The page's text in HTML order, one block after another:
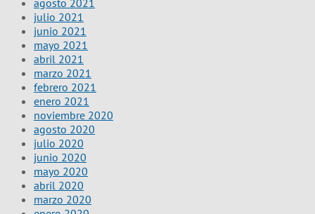
agosto 2021
julio 2021
junio 2021
mayo 2021
abril 2021
marzo 2021
febrero 2021
enero 2021
noviembre 2020
agosto 2020
julio 2020
junio 2020
mayo 2020
abril 2020
marzo 2020